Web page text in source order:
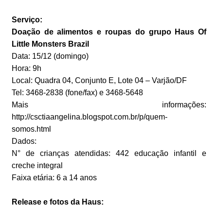
Serviço:
Doação de alimentos e roupas do grupo Haus Of
Little Monsters Brazil
Data: 15/12 (domingo)
Hora: 9h
Local: Quadra 04, Conjunto E, Lote 04 – Varjão/DF
Tel: 3468-2838 (fone/fax) e 3468-5648
Mais informações:
http://csctiaangelina.blogspot.com.br/p/quem-
somos.html
Dados:
N° de crianças atendidas: 442 educação infantil e
creche integral
Faixa etária: 6 a 14 anos
Release e fotos da Haus: